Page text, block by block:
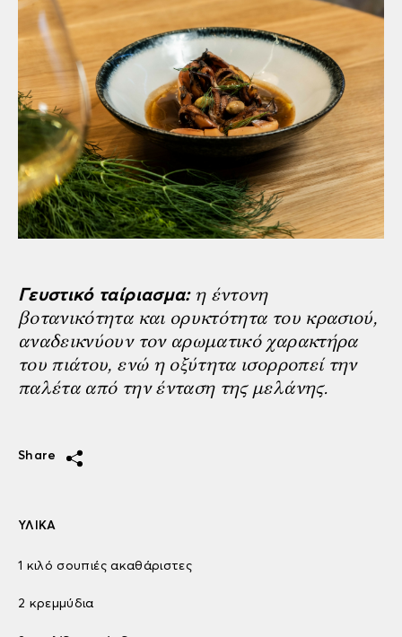
Γευστικό ταίριασμα: η έντονη
βοτανικότητα και ορυκτότητα του κρασιού,
αναδεικνύουν τον αρωματικό χαρακτήρα
του πιάτου, ενώ η οξύτητα ισορροπεί την
παλέτα από την ένταση της μελάνης.
Share
ΥΛΙΚΑ
1 κιλό σουπιές ακαθάριστες
2 κρεμμύδια